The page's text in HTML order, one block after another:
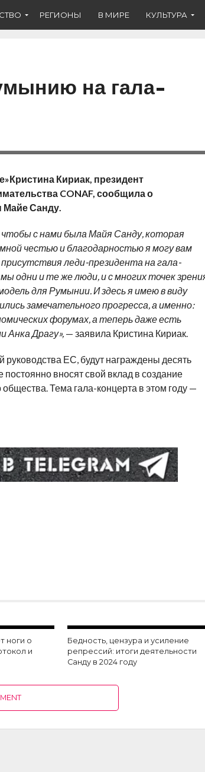
РЕГИОНЫ В МИРЕ КУЛЬТУРА
на гала-
Кириак, президент
CONAF, сообщила о
Майе Санду.
с нами была Майя Санду, которая
честью и благодарностью я могу вам
леди-президента на гала-
одни и те же люди, и с многих точек
для Румынии. И здесь я имею в виду
замечательного прогресса, а именно:
форумах, а теперь даже есть
Анка Драгу»,— заявила Кристина Кириак.
руководства ЕС, будут награждены десять
вносят свой вклад в создание
Тема гала-концерта в этом году —
ноги о
и
Бедность, цензура и усиление
репрессий: итоги деятельности
Санду в 2024 году